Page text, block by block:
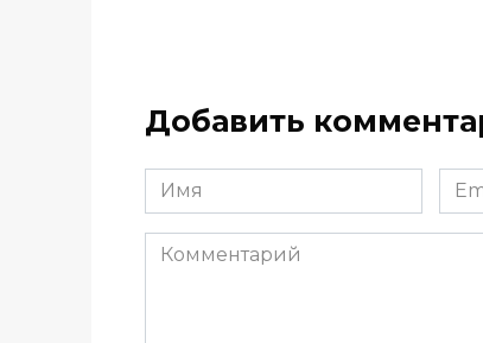
Добавить
Имя
*
*
Комментарий